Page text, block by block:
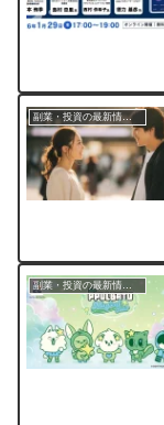
副業・投資の最新情報まとめ
副業・投資の最新情報まとめ